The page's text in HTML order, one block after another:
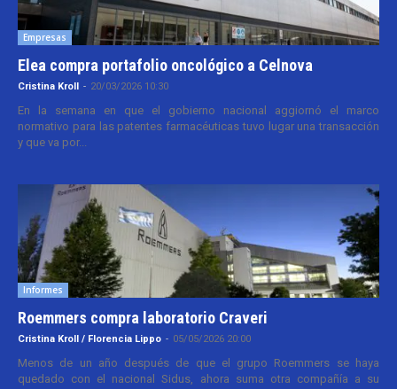
Empresas
Elea compra portafolio oncológico a Celnova
Cristina Kroll - 20/03/2026 10:30
En la semana en que el gobierno nacional aggiornó el marco
normativo para las patentes farmacéuticas tuvo lugar una transacción
y que va por...
Informes
Roemmers compra laboratorio Craveri
Cristina Kroll / Florencia Lippo - 05/05/2026 20:00
Menos de un año después de que el grupo Roemmers se haya
quedado con el nacional Sidus, ahora suma otra compañía a su